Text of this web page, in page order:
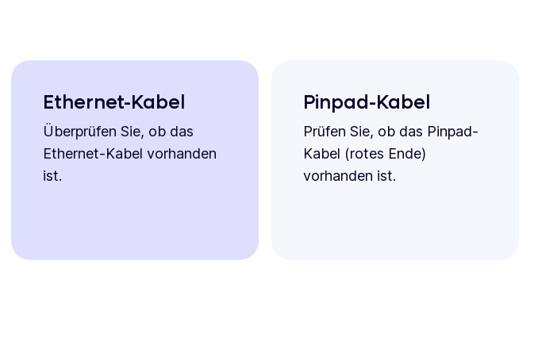
Ethernet-Kabel
Überprüfen Sie, ob das
Ethernet-Kabel vorhanden
ist.
Pinpad-Kabel
Prüfen Sie, ob das Pinpad-
Kabel (rotes Ende)
vorhanden ist.